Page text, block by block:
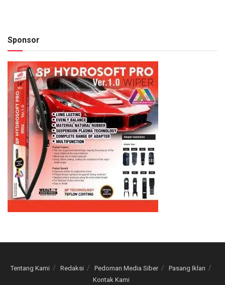
Sponsor
Tentang Kami Redaksi Pedoman Media Siber
Pasang Iklan
Kontak Kami